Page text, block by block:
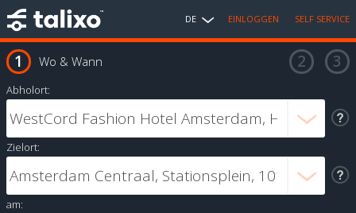
DE EINLOGGEN SELF SERVICE
Wo & Wann
Abholort:
Zielort:
am: